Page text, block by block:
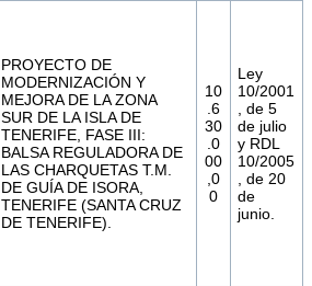
PROYECTO DE
MODERNIZACIÓN Y
MEJORA DE LA ZONA
SUR DE LA ISLA DE
TENERIFE, FASE III:
BALSA REGULADORA DE
LAS CHARQUETAS T.M.
DE GUÍA DE ISORA,
TENERIFE (SANTA CRUZ
DE TENERIFE).
10
.6
30
.0
00
,0
0
Ley
10/2001
, de 5
de julio
y RDL
10/2005
, de 20
de
junio.